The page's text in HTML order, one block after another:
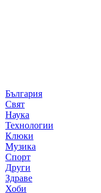
България
Свят
Наука
Технологии
Клюки
Музика
Спорт
Други
Здраве
Хоби